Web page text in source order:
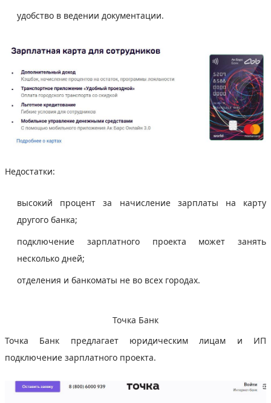
удобство в ведении документации.
Недостатки:
высокий процент за начисление зарплаты на карту
другого банка;
подключение зарплатного проекта может занять
несколько дней;
отделения и банкоматы не во всех городах.
Точка Банк
Точка Банк предлагает юридическим лицам и ИП
подключение зарплатного проекта.